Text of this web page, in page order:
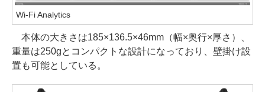
Wi-Fi Analytics
本体の大きさは185×136.5×46mm（幅×奥行×厚さ）、
重量は250gとコンパクトな設計になっており、壁掛け設
置も可能としている。